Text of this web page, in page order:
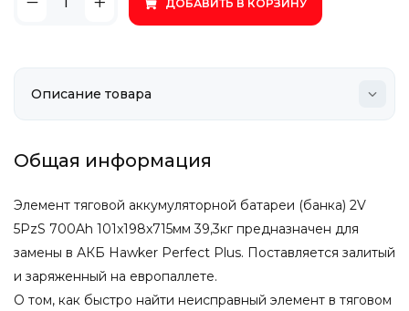
ДОБАВИТЬ В КОРЗИНУ
Общая информация
Элемент тяговой аккумуляторной батареи (банка) 2V
5PzS 700Ah 101x198x715мм 39,3кг предназначен для
замены в АКБ Hawker Perfect Plus. Поставляется залитый
и заряженный на европаллете.
О том, как быстро найти неисправный элемент в тяговом